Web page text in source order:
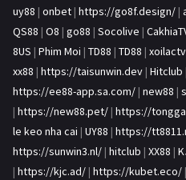
uy88 | onbet | https://go8f.design/ |
QS88 | O8 | go88 | Socolive |
8US | Phim Moi | TD88 | TD88 |
xx88 | https://taisunwin.dev | Hitclub
https://ee88-app.sa.com/ | new88 |
| https://new88.pet/ | https://
le keo nha cai | UY88 | https://
https://sunwin3.nl/ | hitclub | XX88 |
| https://kjc.ad/ | https://kubet.eco/ |